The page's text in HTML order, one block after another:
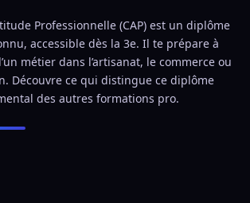
Professionnelle (CAP) est un diplôme
accessible dès la 3e. Il te prépare à
métier dans l’artisanat, le commerce ou
Découvre ce qui distingue ce diplôme
des autres formations pro.